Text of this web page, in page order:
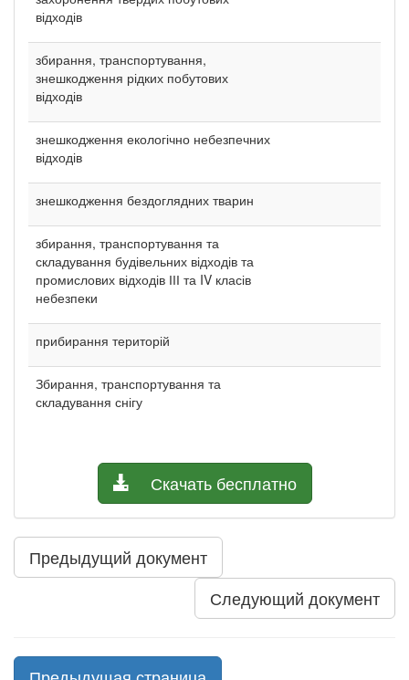
відходів
збирання, транспортування,
знешкодження рідких побутових
відходів
знешкодження екологічно небезпечних
відходів
знешкодження бездоглядних тварин
збирання, транспортування та
складування будівельних відходів та
промислових відходів ІІІ та IV класів
небезпеки
прибирання територій
Збирання, транспортування та
складування снігу
Скачать бесплатно
Предыдущий документ
Следующий документ